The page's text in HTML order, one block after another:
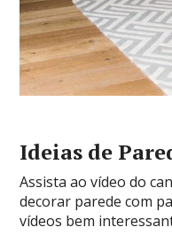
Ideias de
Assista ao vídeo do
decorar parede com
vídeos bem